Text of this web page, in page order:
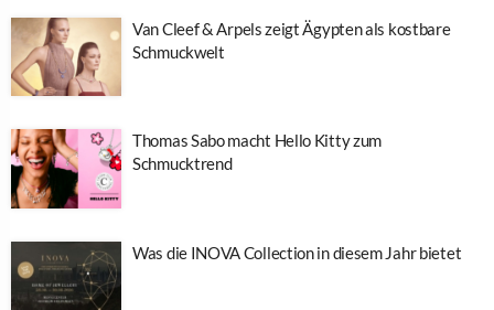
Van Cleef & Arpels zeigt Ägypten als kostbare
Schmuckwelt
Thomas Sabo macht Hello Kitty zum
Schmucktrend
Was die INOVA Collection in diesem Jahr bietet